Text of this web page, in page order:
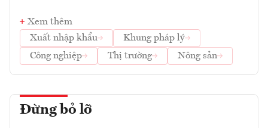
Xem thêm
Xuất nhập khẩu
Khung pháp lý
Công nghiệp
Thị trường Nông sản
Đừng bỏ lỡ